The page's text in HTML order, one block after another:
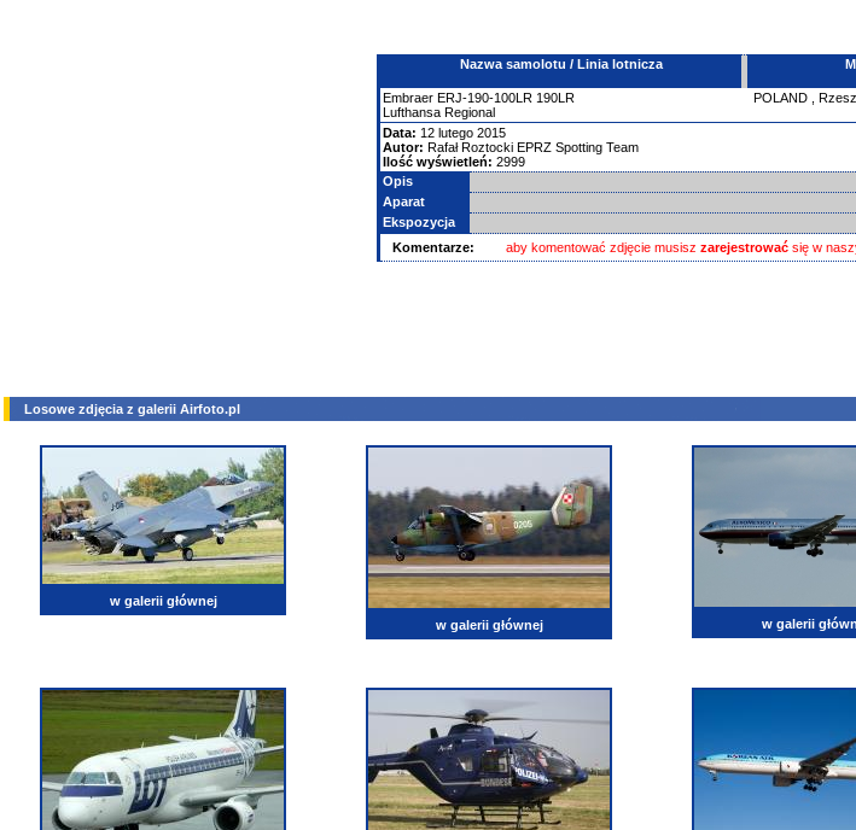
Nazwa samolotu / Linia lotnicza
Embraer ERJ-190-100LR 190LR
Lufthansa Regional
POLAND
Data: 12 lutego 2015
Autor: Rafał Roztocki EPRZ Spotting Team
Ilość wyświetleń: 2999
Opis
Aparat
Ekspozycja
Komentarze:
aby komentować zdjęcie musisz zarejestrować się w
Losowe zdjęcia z galerii Airfoto.pl
w galerii głównej
w galerii głównej
w galerii